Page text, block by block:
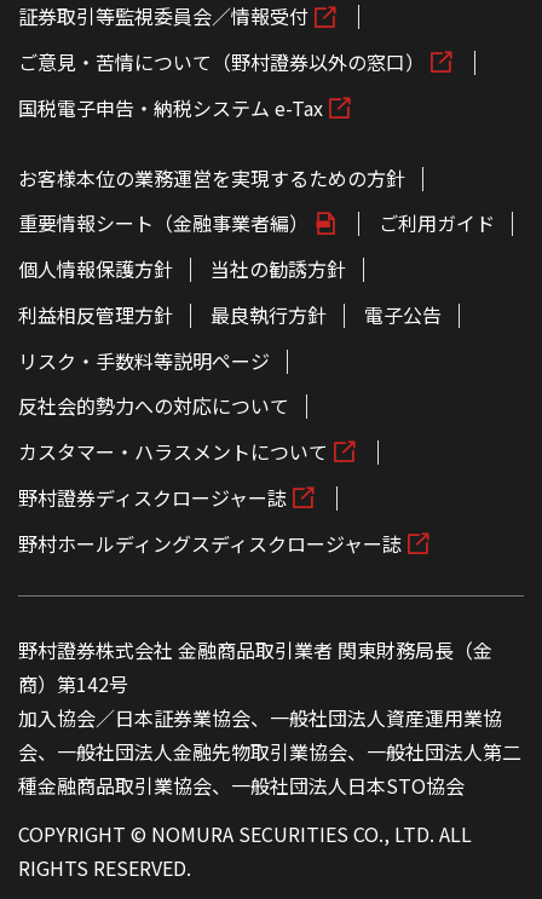
証券取引等監視委員会／情報受付
ご意見・苦情について（野村證券以外の窓口）
国税電子申告・納税システム e-Tax
お客様本位の業務運営を実現するための方針
重要情報シート（金融事業者編）
ご利用ガイド
個人情報保護方針
当社の勧誘方針
利益相反管理方針
最良執行方針
電子公告
リスク・手数料等説明ページ
反社会的勢力への対応について
カスタマー・ハラスメントについて
野村證券ディスクロージャー誌
野村ホールディングスディスクロージャー誌
野村證券株式会社 金融商品取引業者 関東財務局長（金
商）第142号
加入協会／日本証券業協会、一般社団法人資産運用業協
会、一般社団法人金融先物取引業協会、一般社団法人第二
種金融商品取引業協会、一般社団法人日本STO協会
COPYRIGHT © NOMURA SECURITIES CO., LTD. ALL
RIGHTS RESERVED.